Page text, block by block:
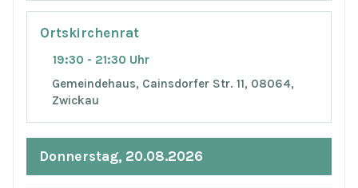
Ortskirchenrat
19:30 - 21:30 Uhr
Gemeindehaus, Cainsdorfer Str. 11, 08064,
Zwickau
Donnerstag, 20.08.2026